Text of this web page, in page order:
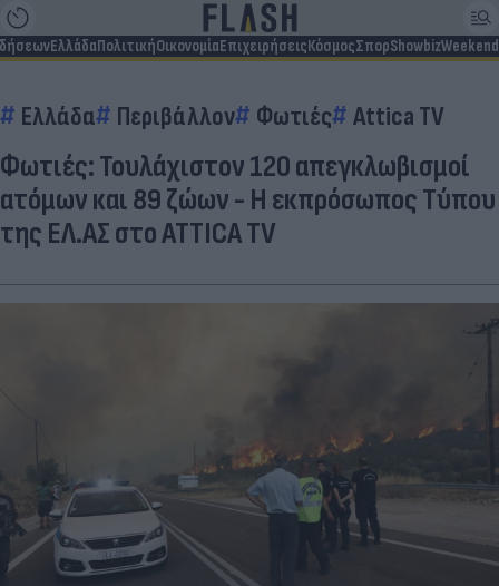
ΕλλάδαΠολιτικήΟικονομίαΕπιχειρήσειςΚόσμοςΣπορShowbizWeekend
Ελλάδα Περιβάλλον Φωτιές Attica TV
Φωτιές: Τουλάχιστον 120 απεγκλωβισμοί
ατόμων και 89 ζώων - H εκπρόσωπος Τύπου
της ΕΛ.ΑΣ στο ATTICA TV